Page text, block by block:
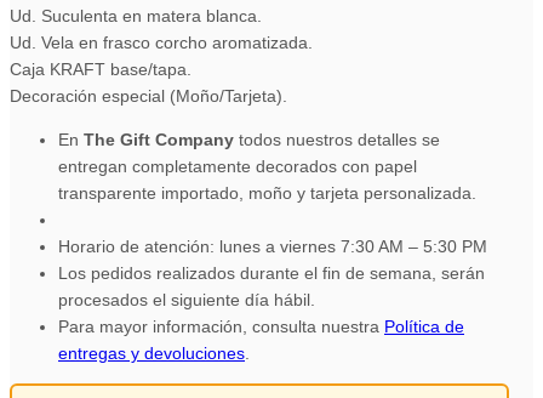
Ud. Suculenta en matera blanca.
Ud. Vela en frasco corcho aromatizada.
Caja KRAFT base/tapa.
Decoración especial (Moño/Tarjeta).
En The Gift Company todos nuestros detalles se
entregan completamente decorados con papel
transparente importado, moño y tarjeta personalizada.
Horario de atención: lunes a viernes 7:30 AM – 5:30 PM
Los pedidos realizados durante el fin de semana, serán
procesados el siguiente día hábil.
Para mayor información, consulta nuestra Política de
entregas y devoluciones